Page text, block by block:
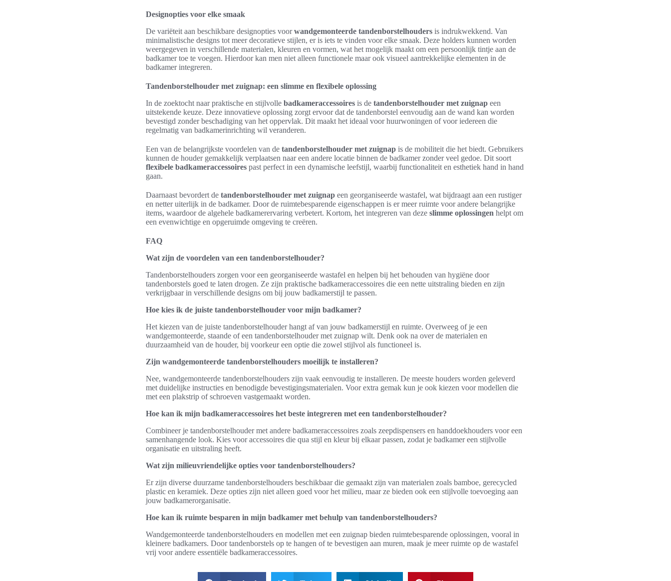
Designopties voor elke smaak
De variëteit aan beschikbare designopties voorwandgemonteerde tandenborstelhouders is indrukwekkend. Van
minimalistische designs tot meer decoratieve stijlen, er is iets te vinden voor elke smaak. Deze holders kunnen worden
weergegeven in verschillende materialen, kleuren en vormen, wat het mogelijk maakt om een persoonlijk tintje aan de
badkamer toe te voegen. Hierdoor kan men niet alleen functionele maar ook visueel aantrekkelijke elementen in de
badkamer integreren.
Tandenborstelhouder met zuignap: een slimme en flexibele oplossing
In de zoektocht naar praktische en stijlvolle badkameraccessoires is de tandenborstelhouder met zuignap een
uitstekende keuze. Deze innovatieve oplossing zorgt ervoor dat de tandenborstel eenvoudig aan de wand kan worden
bevestigd zonder beschadiging van het oppervlak. Dit maakt het ideaal voor huurwoningen of voor iedereen die
regelmatig van badkamerinrichting wil veranderen.
Een van de belangrijkste voordelen van de tandenborstelhouder met zuignap is de mobiliteit die het biedt. Gebruikers
kunnen de houder gemakkelijk verplaatsen naar een andere locatie binnen de badkamer zonder veel gedoe. Dit soort
flexibele badkameraccessoires past perfect in een dynamische leefstijl, waarbij functionaliteit en esthetiek hand in hand
gaan.
Daarnaast bevordert de tandenborstelhouder met zuignap een georganiseerde wastafel, wat bijdraagt aan een rustiger
en netter uiterlijk in de badkamer. Door de ruimtebesparende eigenschappen is er meer ruimte voor andere belangrijke
items, waardoor de algehele badkamerervaring verbetert. Kortom, het integreren van deze slimme oplossingen helpt om
een evenwichtige en opgeruimde omgeving te creëren.
FAQ
Wat zijn de voordelen van een tandenborstelhouder?
Tandenborstelhouders zorgen voor een georganiseerde wastafel en helpen bij het behouden van hygiëne door
tandenborstels goed te laten drogen. Ze zijn praktische badkameraccessoires die een nette uitstraling bieden en zijn
verkrijgbaar in verschillende designs om bij jouw badkamerstijl te passen.
Hoe kies ik de juiste tandenborstelhouder voor mijn badkamer?
Het kiezen van de juiste tandenborstelhouder hangt af van jouw badkamerstijl en ruimte. Overweeg of je een
wandgemonteerde, staande of een tandenborstelhouder met zuignap wilt. Denk ook na over de materialen en
duurzaamheid van de houder, bij voorkeur een optie die zowel stijlvol als functioneel is.
Zijn wandgemonteerde tandenborstelhouders moeilijk te installeren?
Nee, wandgemonteerde tandenborstelhouders zijn vaak eenvoudig te installeren. De meeste houders worden geleverd
met duidelijke instructies en benodigde bevestigingsmaterialen. Voor extra gemak kun je ook kiezen voor modellen die
met een plakstrip of schroeven vastgemaakt worden.
Hoe kan ik mijn badkameraccessoires het beste integreren met een tandenborstelhouder?
Combineer je tandenborstelhouder met andere badkameraccessoires zoals zeepdispensers en handdoekhouders voor een
samenhangende look. Kies voor accessoires die qua stijl en kleur bij elkaar passen, zodat je badkamer een stijlvolle
organisatie en uitstraling heeft.
Wat zijn milieuvriendelijke opties voor tandenborstelhouders?
Er zijn diverse duurzame tandenborstelhouders beschikbaar die gemaakt zijn van materialen zoals bamboe, gerecycled
plastic en keramiek. Deze opties zijn niet alleen goed voor het milieu, maar ze bieden ook een stijlvolle toevoeging aan
jouw badkamerorganisatie.
Hoe kan ik ruimte besparen in mijn badkamer met behulp van tandenborstelhouders?
Wandgemonteerde tandenborstelhouders en modellen met een zuignap bieden ruimtebesparende oplossingen, vooral in
kleinere badkamers. Door tandenborstels op te hangen of te bevestigen aan muren, maak je meer ruimte op de wastafel
vrij voor andere essentiële badkameraccessoires.